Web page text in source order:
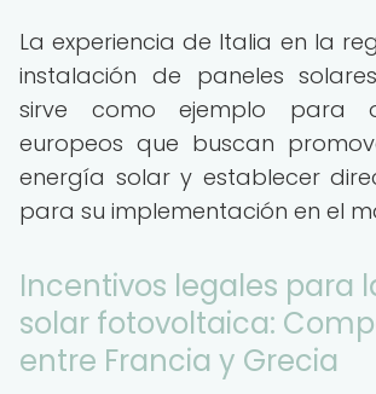
La experiencia de Italia en la
instalación de paneles
sirve como ejemplo para
europeos que buscan
energía solar y establecer
para su implementación en el
Incentivos legales para
solar fotovoltaica:
entre Francia y Grecia